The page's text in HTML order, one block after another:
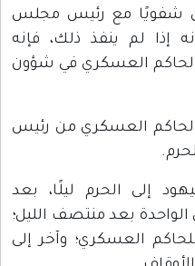
شفويًا مع رئيس مجلس
إذا لم ينفذ ذلك، فإنه
الحاكم العسكري في شؤون
2 /1972م طلب الحاكم العسكري من رئيس
72م دخل اليهود إلى الحرم ليلًا، بعد
بعد منتصف الليل؛
العسكري؛ وآخر إلى